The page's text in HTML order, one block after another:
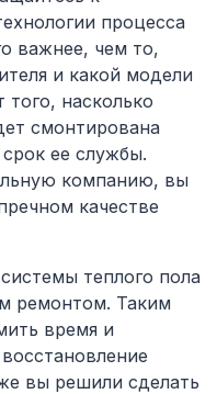
процесса
важнее, чем то,
и какой модели
насколько
смонтирована
ее службы.
компанию, вы
качестве
теплого пола
ремонтом. Таким
время и
вы решили сделать